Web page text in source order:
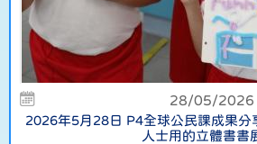
28/05/2026
2026年5月28日 P4全球公民課成果分
人士用的立體書書